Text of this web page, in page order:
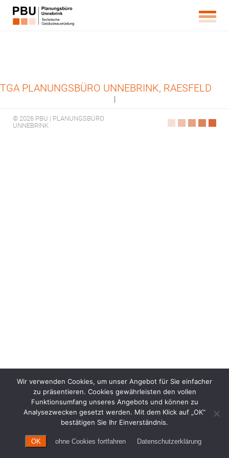
TGA PLANUNGSBÜRO UNNEBRINK, RAESFELD
|
© 2026 PBU | PLANUNGSBÜRO
UNNEBRINK
Wir verwenden Cookies, um unser Angebot für Sie einfacher
zu präsentieren. Cookies gewährleisten den vollen
Funktionsumfang unseres Angebots und können zu
Analysezwecken gesetzt werden. Mit dem Klick auf „OK“
bestätigen Sie Ihr Einverständnis.
OK ohne Cookies fortfahren Datenschutzerklärung